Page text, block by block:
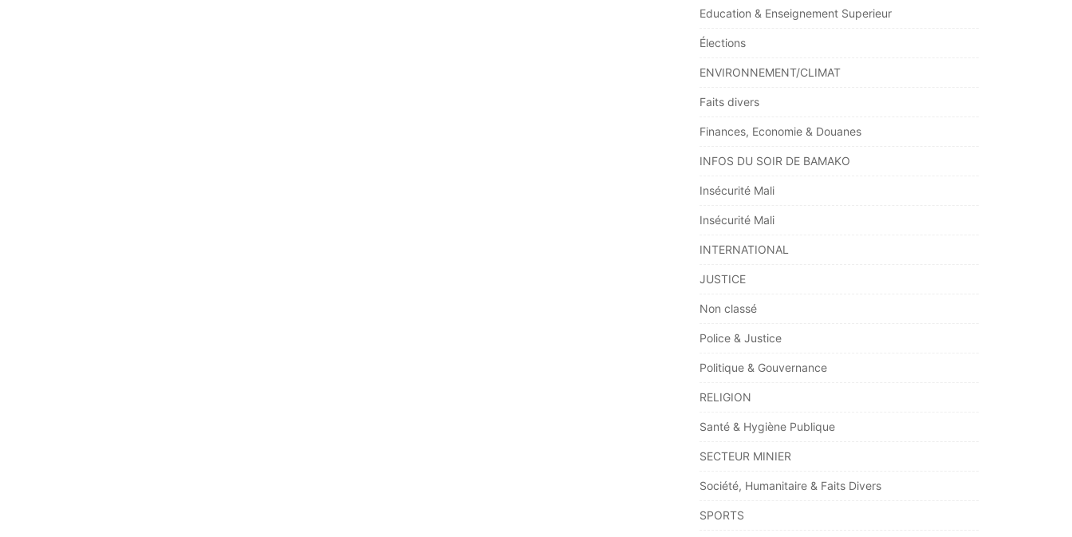
Education & Enseignement Superieur
Élections
ENVIRONNEMENT/CLIMAT
Faits divers
Finances, Economie & Douanes
INFOS DU SOIR DE BAMAKO
Insécurité Mali
Insécurité Mali
INTERNATIONAL
JUSTICE
Non classé
Police & Justice
Politique & Gouvernance
RELIGION
Santé & Hygiène Publique
SECTEUR MINIER
Société, Humanitaire & Faits Divers
SPORTS